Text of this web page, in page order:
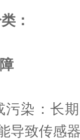
：
染：长期
导致传感